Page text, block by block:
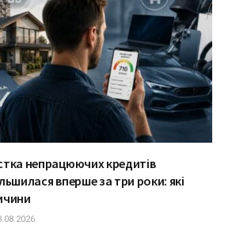
непрацюючих кредитів
вперше за три роки: які